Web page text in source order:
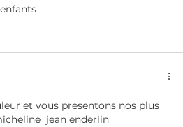
et vous presentons nos plus
jean enderlin